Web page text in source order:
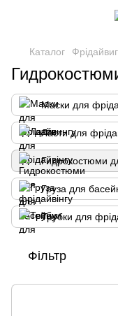
Каталог Фрідайвиг
Маски для
Ласти для
Гидрокостюми
Груза для
Трубки для
Фільтр